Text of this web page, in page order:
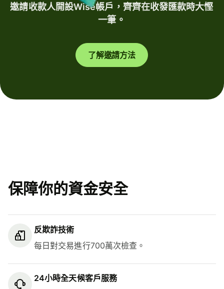
邀請收款人開設Wise帳戶，齊齊在收發匯款時大慳
一筆。
了解邀請方法
保障你的資金安全
反欺詐技術
每日對交易進行700萬次檢查。
24小時全天候客戶服務